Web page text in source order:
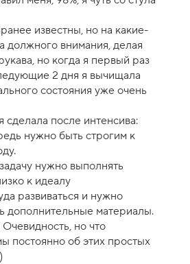
известны, но на какие-
должного внимания, делая
но когда я первый раз
2 дня я вычищала
состояния уже очень
после интенсива:
нужно быть строгим к
нужно выполнять
к идеалу
развиваться и нужно
дополнительные материалы.
но что
постоянно об этих простых